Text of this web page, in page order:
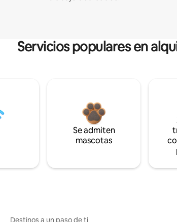
Servicios populares en
Se admiten
mascotas
Destinos a un paso de ti